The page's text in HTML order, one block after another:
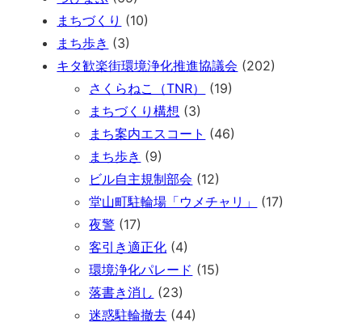
まちづくり (10)
まち歩き (3)
キタ歓楽街環境浄化推進協議会 (202)
さくらねこ（TNR）
(19)
まちづくり構想 (3)
まち案内エスコート (46)
まち歩き (9)
ビル自主規制部会 (12)
堂山町駐輪場「ウメチャリ」
(17)
夜警 (17)
客引き適正化 (4)
環境浄化パレード (15)
落書き消し (23)
迷惑駐輪撤去 (44)